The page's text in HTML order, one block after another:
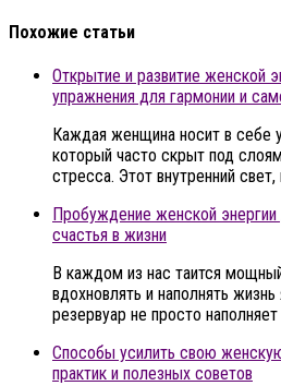
Похожие статьи
Открытие и развитие женской
упражнения для гармонии и
Каждая женщина носит в себе
который часто скрыт под
стресса. Этот внутренний
Пробуждение женской
счастья в жизни
В каждом из нас таится
вдохновлять и наполнять
резервуар не просто
Способы усилить свою
практик и полезных советов